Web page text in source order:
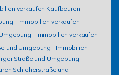
verkaufen Kaufbeuren
Immobilien verkaufen
Immobilien verkaufen
und Umgebung
Immobilien
Straße und Umgebung
Schleherstraße und